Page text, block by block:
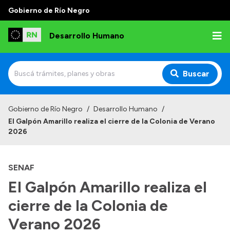
Gobierno de Río Negro
Desarrollo Humano
Buscar
Institucional
Autoridades
Delegaciones
Normativa
Gobierno de Río Negro / Desarrollo Humano /
El Galpón Amarillo realiza el cierre de la Colonia de Verano
2026
SENAF
El Galpón Amarillo realiza el
cierre de la Colonia de
Verano 2026